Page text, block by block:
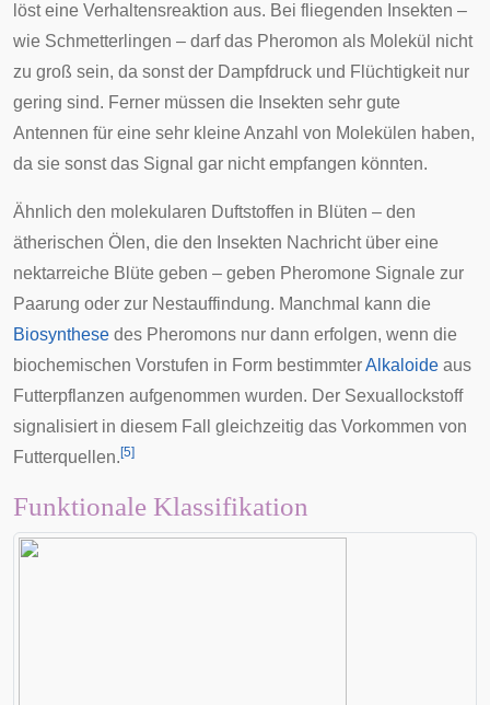
löst eine Verhaltensreaktion aus. Bei fliegenden Insekten –
wie Schmetterlingen – darf das Pheromon als Molekül nicht
zu groß sein, da sonst der Dampfdruck und Flüchtigkeit nur
gering sind. Ferner müssen die Insekten sehr gute
Antennen für eine sehr kleine Anzahl von Molekülen haben,
da sie sonst das Signal gar nicht empfangen könnten.
Ähnlich den molekularen Duftstoffen in Blüten – den
ätherischen Ölen, die den Insekten Nachricht über eine
nektarreiche Blüte geben – geben Pheromone Signale zur
Paarung oder zur Nestauffindung. Manchmal kann die
Biosynthese des Pheromons nur dann erfolgen, wenn die
biochemischen Vorstufen in Form bestimmterAlkaloide aus
Futterpflanzen aufgenommen wurden. Der Sexuallockstoff
signalisiert in diesem Fall gleichzeitig das Vorkommen von
Futterquellen. [5]
Funktionale Klassifikation